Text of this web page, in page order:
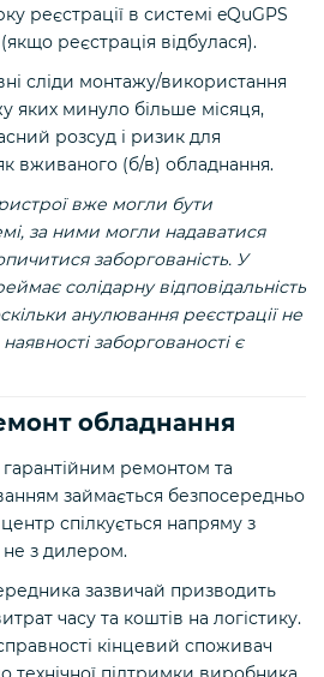
реєстрації в системі eQuGPS
реєстрація відбулася).
сліди монтажу/використання
яких минуло більше місяця,
розсуд і ризик для
вживаного (б/в) обладнання.
вже могли бути
за ними могли надаватися
заборгованість. У
солідарну відповідальність
анулювання реєстрації не
заборгованості є
обладнання
гарантійним ремонтом та
займається безпосередньо
спілкується напряму з
з дилером.
зазвичай призводить
часу та коштів на логістику.
кінцевий споживач